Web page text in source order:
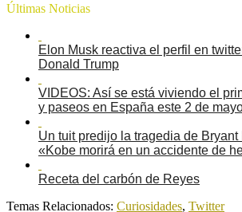
Últimas Noticias
Elon Musk reactiva el perfil en
Donald Trump
VIDEOS: Así se está viviendo el
y paseos en España este 2 de
Un tuit predijo la tragedia de Bryant
«Kobe morirá en un accidente de
Receta del carbón de Reyes
Temas Relacionados: Curiosidades, Twitter